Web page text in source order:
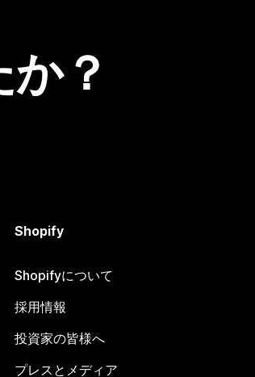
？
Shopify
Shopifyについて
採用情報
投資家の皆様へ
プレスとメディア